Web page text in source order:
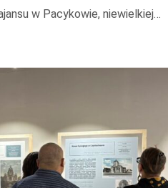
w Pacykowie, niewielkiej…